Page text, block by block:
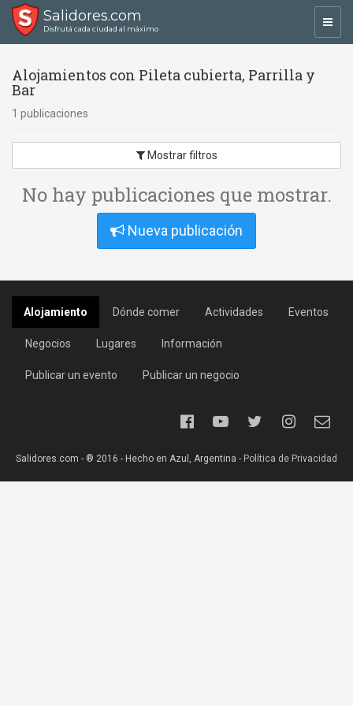
Salidores.com
Disfrutá cada ciudad al máximo
Alojamientos con Pileta cubierta, Parrilla y
Bar
1 publicaciones
Mostrar filtros
No hay publicaciones que mostrar.
Nueva publicación
Alojamiento Dónde comer Actividades Eventos
Negocios Lugares Información
Publicar un evento Publicar un negocio
Salidores.com - ® 2016 - Hecho en Azul, Argentina - Política de Privacidad